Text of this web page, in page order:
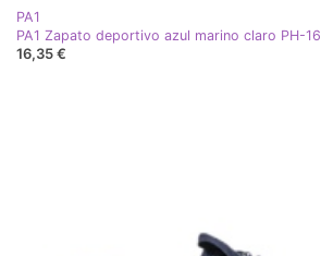
PA1
PA1 Zapato deportivo azul marino claro PH-16
16,35 €